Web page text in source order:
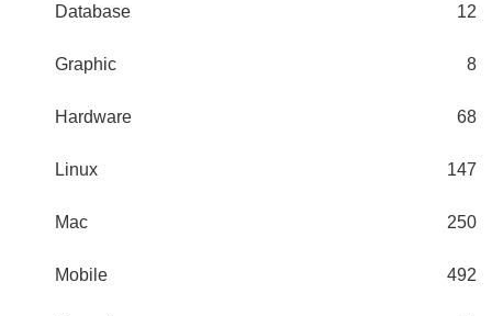
Database 12
Graphic 8
Hardware 68
Linux 147
Mac 250
Mobile 492